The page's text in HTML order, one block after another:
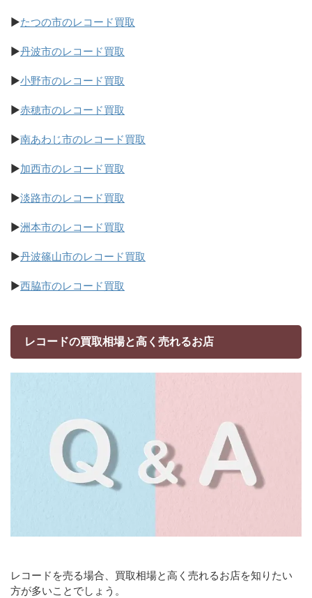
▶たつの市のレコード買取
▶丹波市のレコード買取
▶小野市のレコード買取
▶赤穂市のレコード買取
▶南あわじ市のレコード買取
▶加西市のレコード買取
▶淡路市のレコード買取
▶洲本市のレコード買取
▶丹波篠山市のレコード買取
▶西脇市のレコード買取
レコードの買取相場と高く売れるお店
レコードを売る場合、買取相場と高く売れるお店を知りたい
方が多いことでしょう。